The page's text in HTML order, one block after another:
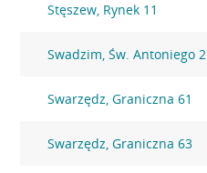
Stęszew, Rynek 11
Swadzim, Św. Antoniego 2
Swarzędz, Graniczna 61
Swarzędz, Graniczna 63